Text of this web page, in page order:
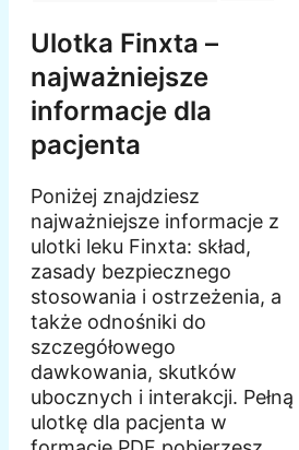
Ulotka Finxta –
najważniejsze
informacje dla
pacjenta
Poniżej znajdziesz
najważniejsze informacje z
ulotki leku Finxta: skład,
zasady bezpiecznego
stosowania i ostrzeżenia, a
także odnośniki do
szczegółowego
dawkowania, skutków
ubocznych i interakcji. Pełną
ulotkę dla pacjenta w